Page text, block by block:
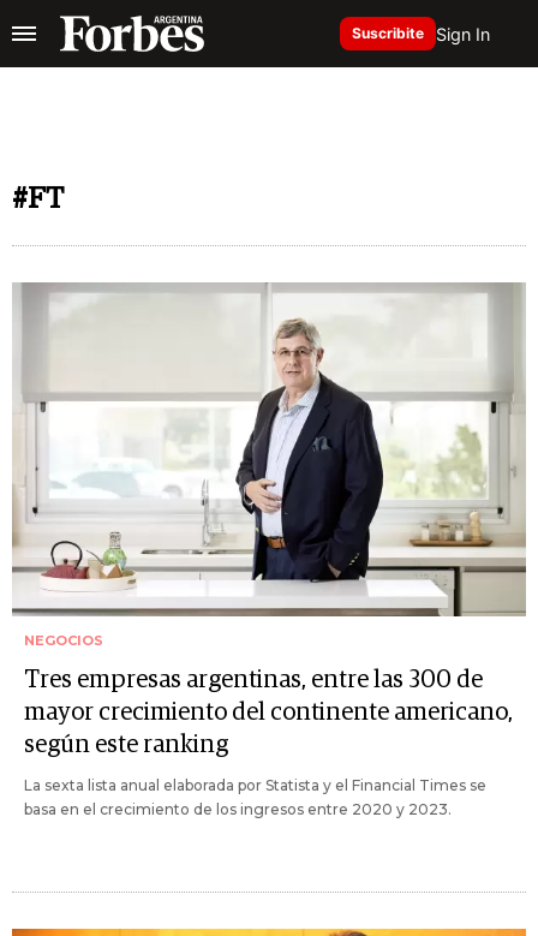
Suscribite Sign In
#FT
NEGOCIOS
Tres empresas argentinas, entre las 300 de
mayor crecimiento del continente americano,
según este ranking
La sexta lista anual elaborada por Statista y el Financial Times se
basa en el crecimiento de los ingresos entre 2020 y 2023.